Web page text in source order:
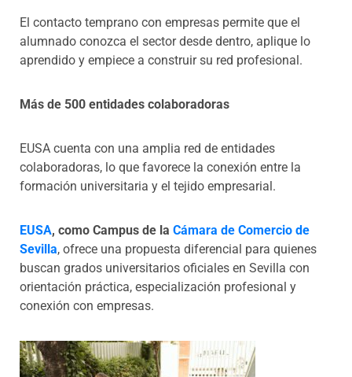
El contacto temprano con empresas permite que el
alumnado conozca el sector desde dentro, aplique lo
aprendido y empiece a construir su red profesional.
Más de 500 entidades colaboradoras
EUSA cuenta con una amplia red de entidades
colaboradoras, lo que favorece la conexión entre la
formación universitaria y el tejido empresarial.
EUSA, como Campus de la Cámara de Comercio de
Sevilla, ofrece una propuesta diferencial para quienes
buscan grados universitarios oficiales en Sevilla con
orientación práctica, especialización profesional y
conexión con empresas.